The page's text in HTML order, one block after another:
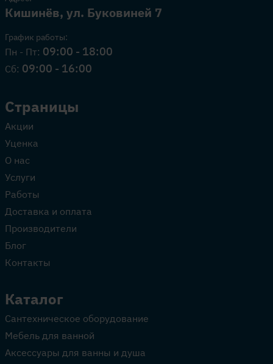
Кишинёв, ул. Буковиней 7
График работы:
Пн - Пт: 09:00 - 18:00
Сб: 09:00 - 16:00
Страницы
Акции
Уценка
О нас
Услуги
Работы
Доставка и оплата
Производители
Блог
Контакты
Каталог
Сантехническое оборудование
Мебель для ванной
Аксессуары для ванны и душа